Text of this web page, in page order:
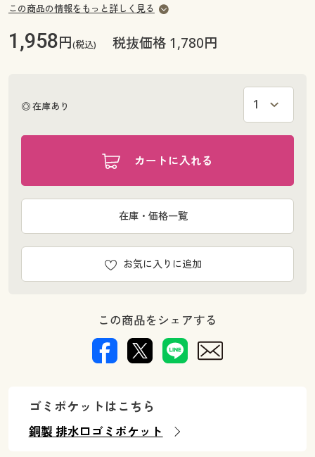
ご利用ガイド
ご利用ガイド
よくある質問とお問い合わせ
この商品の情報をもっと詳しく見る
1,958円(税込) 税抜価格 1,780円
◎ 在庫あり
カートに入れる
お気に入りに追加
在庫・価格一覧
この商品をシェアする
ゴミポケットはこちら
銅製 排水口ゴミポケット